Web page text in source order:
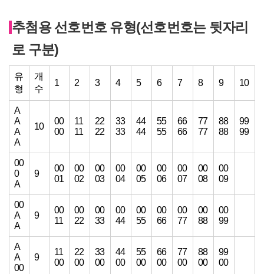
추첨용 선호번호 유형(선호번호는 뒷자리
로 구분)
유
형
개
수
1 2 3 4 5 6 7 8 9 10
A
A
A
A
10
00
00
11
11
22
22
33
33
44
44
55
55
66
66
77
77
88
88
99
99
00
0
A
9
00
01
00
02
00
03
00
04
00
05
00
06
00
07
00
08
00
09
00
A
A
9
00
11
00
22
00
33
00
44
00
55
00
66
00
77
00
88
00
99
A
A
00
9
11
00
22
00
33
00
44
00
55
00
66
00
77
00
88
00
99
00